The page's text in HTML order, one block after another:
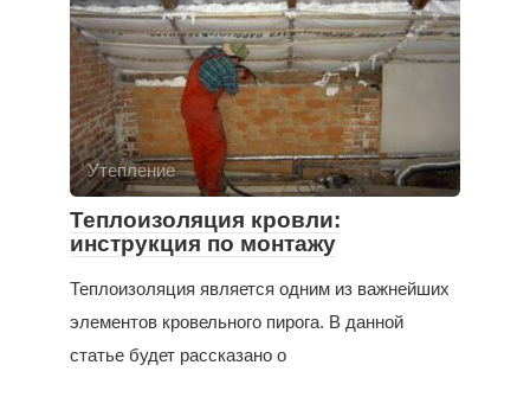
Утепление
Теплоизоляция кровли:
инструкция по монтажу
Теплоизоляция является одним из важнейших
элементов кровельного пирога. В данной
статье будет рассказано о